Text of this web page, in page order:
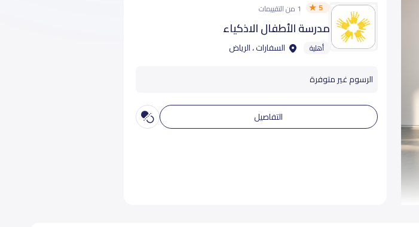
5 1 من التقييمات
مدرسة الأطفال الاذكياء
أهلية السفارات ، الرياض
الرسوم غير متوفرة
التفاصيل